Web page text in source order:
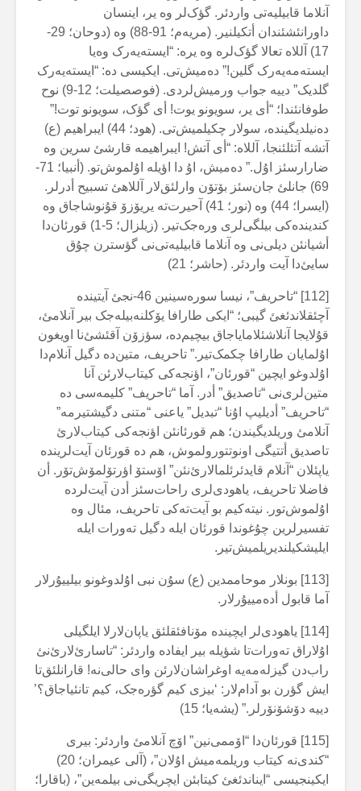
آنلاما قابیلیەتی واردئر. گؤک‌لر وە یر، اینسان
داورانئشئندان أتکیلنیر. (مریەم؛ 91-88) وە (دوحان؛ 29-
17) آللاە تعالا گؤک‌لرە وە یرە: “ایستەیەرک وەیا
ایستەمەیەرک گلین!” دەمیش‌تی. ایکیسی دە: “ایستەیەرک
گلدیک” دییە جواب ورمیش‌لردی. (فوصصیلت؛ 12-9) نوح
طوفانئندا؛ “أی یر، سویونو یوت! أی گؤک، سویونو توت!”
دەنیلدیگیندە، سولار چکیلمیش‌تی. (هود؛ 44) ایبراهیم (ع)
آتشە آتئلئنجا، آللاە: “أی آتش! ایبراهیمە قارشئ سرین وە
ضارارسئز اۇل.” دەمیش، اۇ دا اؤیلە اۇلموش‌تو. (أنبیا؛ 71-
69) جانلئ جان‌سئز بۆتۆن وارلئق‌لار آللاهئ تسبیح أدرلر.
(ایسرا؛ 44) وە (نور؛ 41) آحیرت‌تە یریۆزۆ قۇنوشاجاق وە
کندیندەکی بیلگی‌لری ورەجک‌تیر. (زیلزال؛ 5-1) قورئان‌دا
أشیانئن دیلی‌نی وە آنلاما قابیلیەتی‌نی گؤسترن چۇق
سایئ‌دا آیت واردئر. (حاشر؛ 21)
[112] “تاحریف”، نیسا سورەسینین 46-نجئ آیتیندە
آچئقلاندئغئ گیبی؛ “ایکی طارافا یۆکلنەبیلەجک بیر آنلامئ،
قۇلایجا آنلاشئلامایاجاق بیچیم‌دە، سؤزۆن آقئشئ‌نا اویغون
اۇلمایان طارافا چکمک‌تیر.” تاحریف، متین‌دە دگیل آنلام‌دا
اۇلدوغو ایچین “قورئان”، اؤنجەکی کیتاب‌لارئن آنا
متین‌لری‌نی “تاصدیق” أدر. آما “تاحریف” کلیمەسی دە
“تاحریف” أدیلیپ اۇنا “تبدیل” یاعنی “متنی دگیشتیرمە”
آنلامئ وریلدیگیندن؛ هم قورئانئن اؤنجەکی کیتاب‌لارئ
تاصدیق أتتیگی اونوتتورولموش، هم دە قورئان آیت‌لریندە
یاپئلان “آنلام قایدئرئلمالارئ‌نئن” اۆستۆ اؤرتۆلمۆش‌تۆر. أن
فاضلا تاحریف، یاهودی‌لری راحات‌سئز أدن آیت‌لردە
اۇلموش‌تور. نیتەکیم بو آیت‌تەکی تاحریف، مئال وە
تفسیرلرین چۇغوندا قورئان ایلە دگیل تەورات ایلە
ایلیشکیلندیریلمیش‌تیر.
[113] بونلار موحاممدین (ع) سۇن نبی اۇلدوغونو بیلییۇرلار
آما قابول أدەمییۇرلار.
[114] یاهودی‌لر ایچیندە مۆنافئقلئق یاپان‌لارلا ایلگیلی
اۇلاراق تەورات‌تا شؤیلە بیر ایفادە واردئر: “تاسارئ‌لارئ‌نئ
راب‌دن گیزلەمەیە اوغراشان‌لارئن وای حالی‌نە! قارانلئق‌تا
ایش گؤرن بو آدام‌لار: ‘بیزی کیم گؤرەجک، کیم تانئیاجاق؟’
دییە دۆشۆنۆرلر.” (یشەیا؛ 15)
[115] قورئان‌دا “اۆممی‌نین” اۆچ آنلامئ واردئر: بیری
“کندی‌نە کیتاب وریلمەمیش اۇلان”، (آلی عیمران؛ 20)
ایکینجیسی “ایناندئغئ کیتابئن ایچریگی‌نی بیلمەین”، (باقارا؛